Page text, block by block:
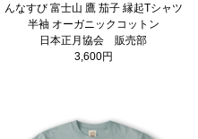
んなすび 富士山 鷹 茄子 縁起Tシャツ
半袖 オーガニックコットン
日本正月協会 販売部
3,600円